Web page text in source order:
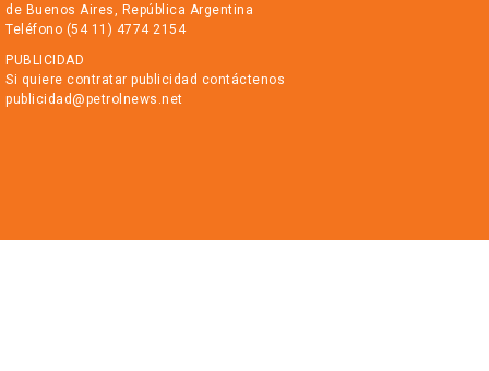
de Buenos Aires, República Argentina
Teléfono (54 11) 4774 2154
PUBLICIDAD
Si quiere contratar publicidad contáctenos
publicidad@petrolnews.net